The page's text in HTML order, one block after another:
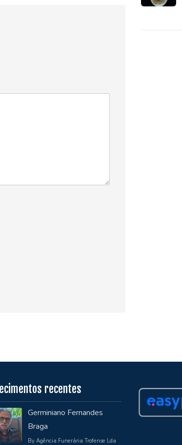
recentes
Germiniano Fernandes
Braga
By Agência Funerária Trofense Lda